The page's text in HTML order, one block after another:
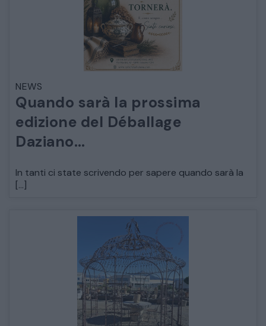
CREDENZE – DOPPI CORPI – BUFFET
SALE DA PRANZO – STUDIO UFFICIO
ARREDO DA GIARDINO
DECORAZIONI OGGETTISTICA ILLUMINAZIONE
MATERIALI E STRUTTURE
MODERNARIATO
STILI ED ESPOSIZIONE
STRUMENTI MUSICALI
VEICOLI D’EPOCA
NEWS
Quando sarà la prossima
edizione del Déballage
Daziano…
In tanti ci state scrivendo per sapere quando sarà la
[…]